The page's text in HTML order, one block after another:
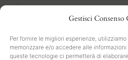
Gestisci Consenso
Per fornire le migliori esperienze,
memorizzare e/o accedere alle
queste tecnologie ci permetterà di
1 2 3 4